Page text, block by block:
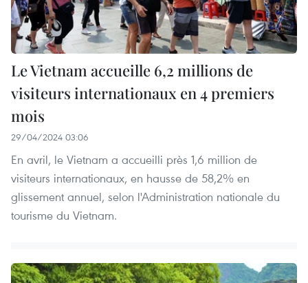
Le Vietnam accueille 6,2 millions de
visiteurs internationaux en 4 premiers
mois
29/04/2024 03:06
En avril, le Vietnam a accueilli près 1,6 million de
visiteurs internationaux, en hausse de 58,2% en
glissement annuel, selon l'Administration nationale du
tourisme du Vietnam.